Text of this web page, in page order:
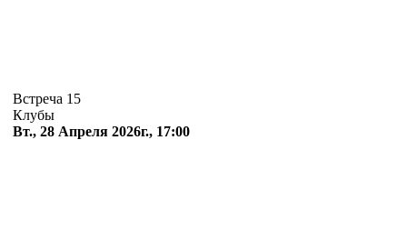
Встреча 15
Клубы
Вт., 28 Апреля 2026г., 17:00